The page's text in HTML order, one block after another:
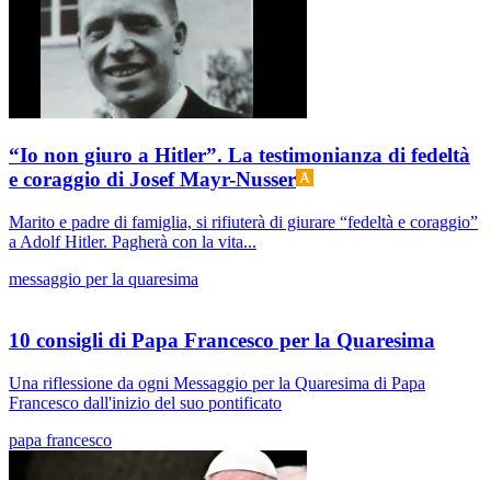
“Io non giuro a Hitler”. La testimonianza di fedeltà
e coraggio di Josef Mayr-Nusser
Marito e padre di famiglia, si rifiuterà di giurare “fedeltà e coraggio”
a Adolf Hitler. Pagherà con la vita...
messaggio per la quaresima
10 consigli di Papa Francesco per la Quaresima
Una riflessione da ogni Messaggio per la Quaresima di Papa
Francesco dall'inizio del suo pontificato
papa francesco